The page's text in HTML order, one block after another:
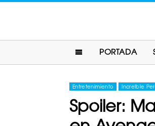
PORTADA
Entretenimiento Increíble
Spoiler: